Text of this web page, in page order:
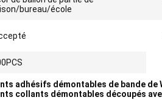
bureau/école
adhésifs démontables de bande de
collants démontables découpés